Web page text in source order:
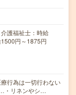
護福祉士：時給
円～1875円
行為は一切行わない
・リネンやシ…